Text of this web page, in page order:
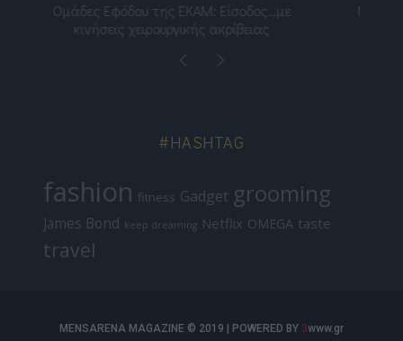
Μιχάλης Λεβεντογιάννης: Δεν είναι τυχαίο
πράγμα ποτέ η επιτυχία
#HASHTAG
fashion fitness Gadget grooming
James Bond keep dreaming Netflix OMEGA taste
travel
MENSARENA MAGAZINE © 2019 | POWERED BY 3www.gr